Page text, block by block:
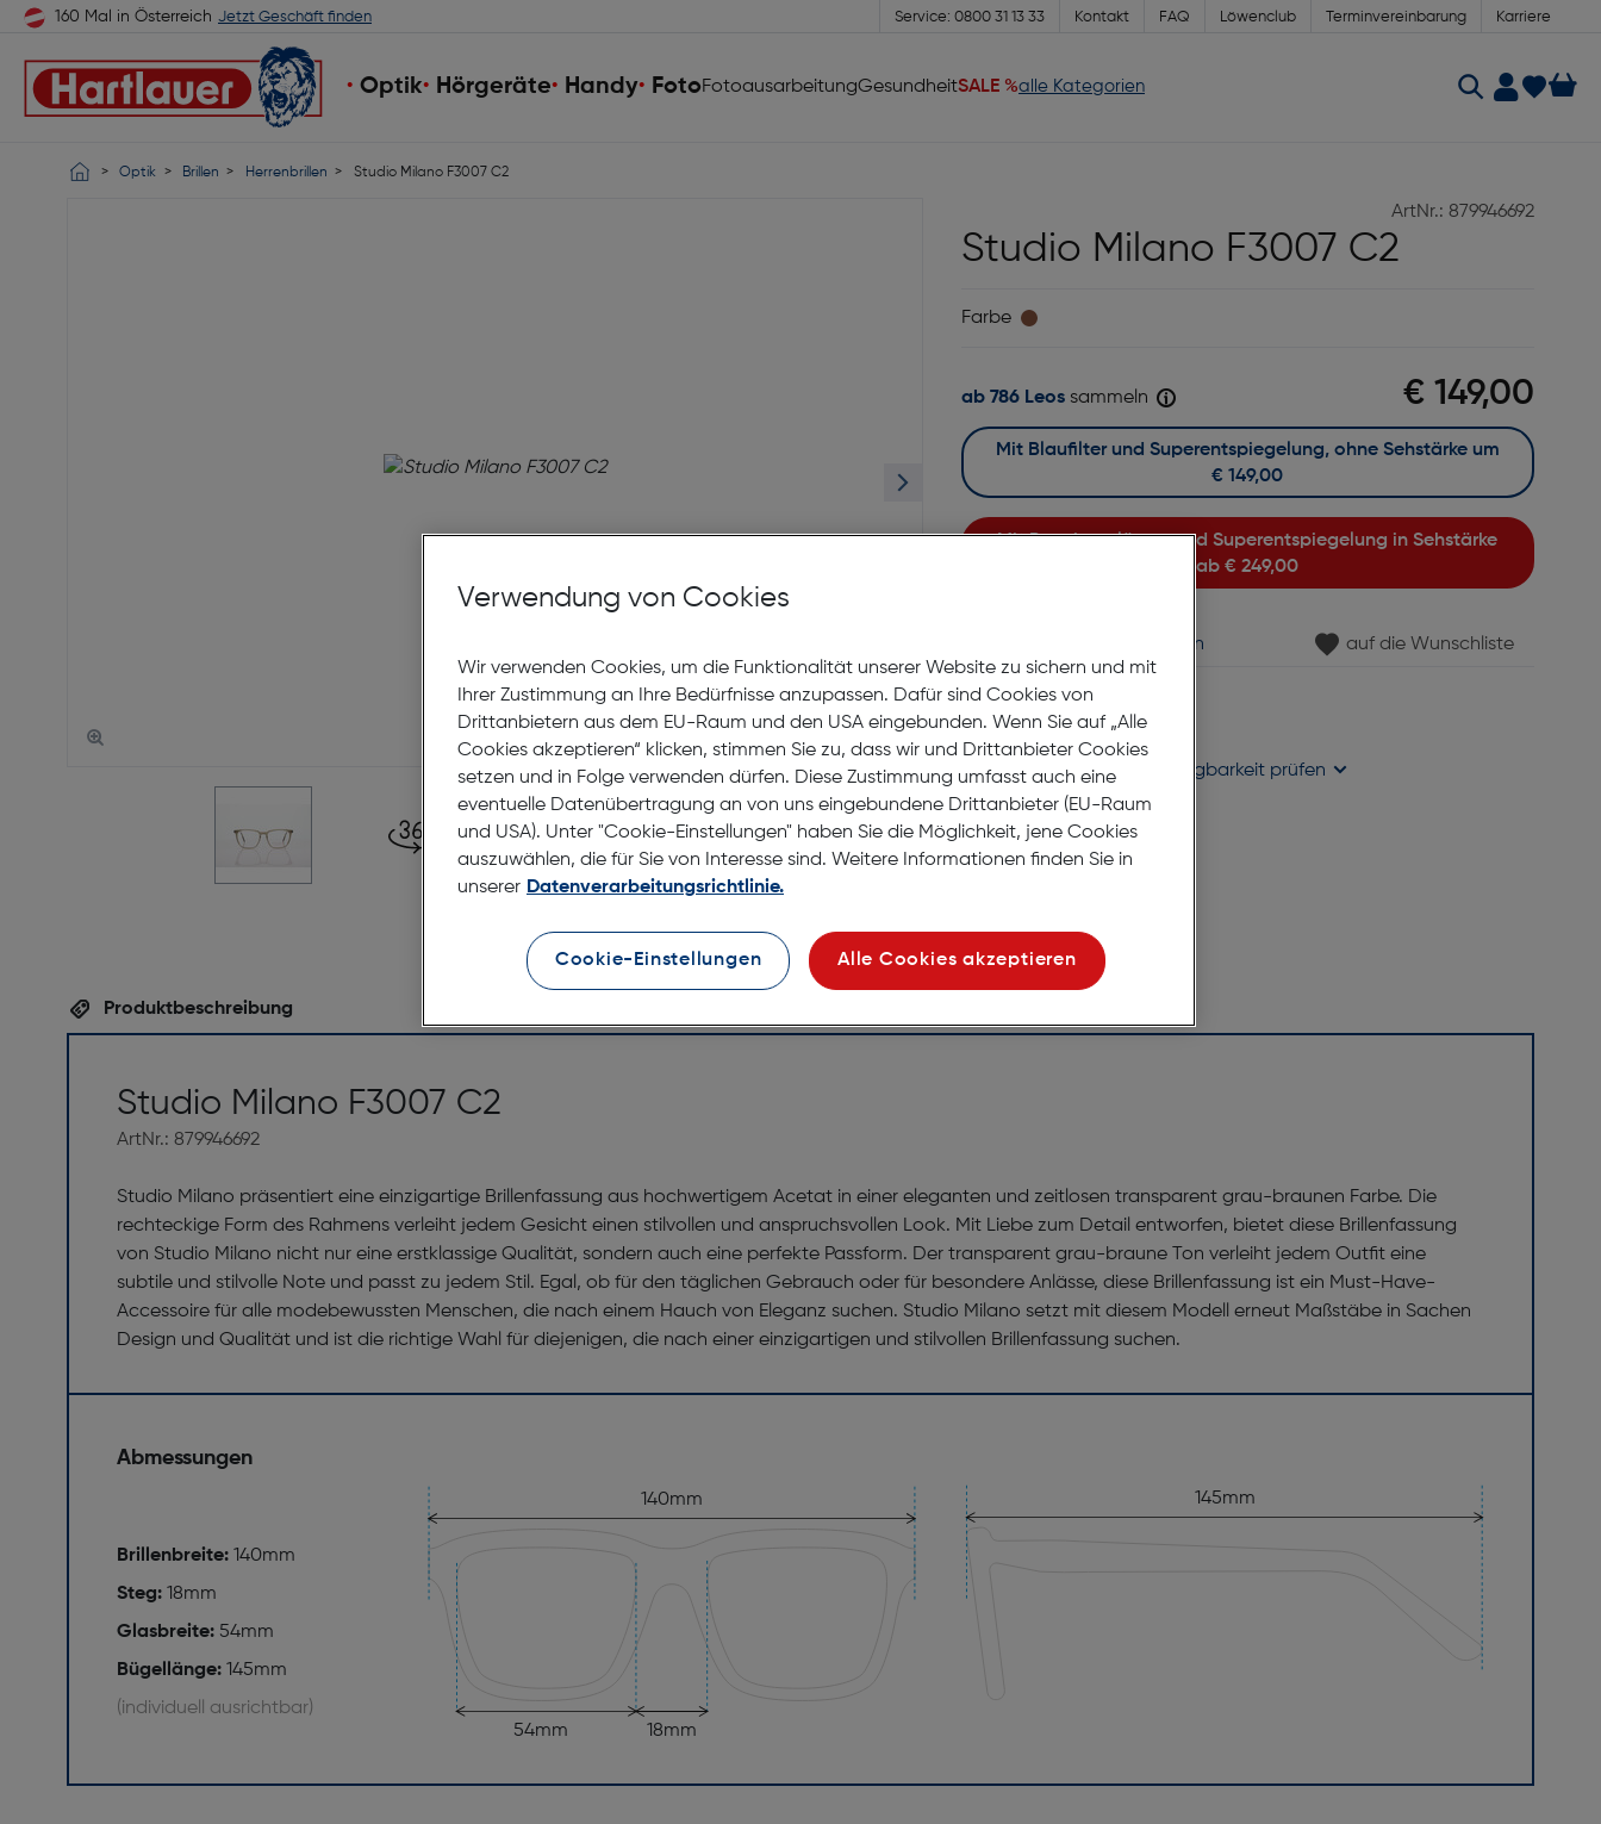
160 Mal in Österreich Jetzt Geschäft finden Service: 0800 31 13 33 Kontakt FAQ Löwenclub Terminvereinbarung Karriere
Optik Hörgeräte Handy FotoFotoausarbeitungGesundheitSALE %alle Kategorien
Optik Brillen Herrenbrillen Studio Milano F3007 C2
ArtNr.: 879946692
Studio Milano F3007 C2
Farbe
€ 149,00
ab 786 Leossammeln
Mit Premiumgläsern und Superentspiegelung in Sehstärke
ab€ 249,00
€ 149,00
Jetzt Termin vereinbaren auf die Wunschliste
Nicht lagernd
Nach Hause liefern
Selbstabholung in
Verfügbarkeit prüfen
Produktbeschreibung
Studio Milano F3007 C2
ArtNr.: 879946692
Studio Milano präsentiert eine einzigartige Brillenfassung aus hochwertigem Acetat in einer eleganten und zeitlosen transparent grau-braunen Farbe. Die
rechteckige Form des Rahmens verleiht jedem Gesicht einen stilvollen und anspruchsvollen Look. Mit Liebe zum Detail entworfen, bietet diese Brillenfassung
von Studio Milano nicht nur eine erstklassige Qualität, sondern auch eine perfekte Passform. Der transparent grau-braune Ton verleiht jedem Outfit eine
subtile und stilvolle Note und passt zu jedem Stil. Egal, ob für den täglichen Gebrauch oder für besondere Anlässe, diese Brillenfassung ist ein Must-Have-
Accessoire für alle modebewussten Menschen, die nach einem Hauch von Eleganz suchen. Studio Milano setzt mit diesem Modell erneut Maßstäbe in Sachen
Design und Qualität und ist die richtige Wahl für diejenigen, die nach einer einzigartigen und stilvollen Brillenfassung suchen.
Abmessungen
Brillenbreite: 140mm
Steg: 18mm
Glasbreite: 54mm
Bügellänge: 145mm
(individuell ausrichtbar)
140mm
18mm
54mm
145mm
Verwendung von Cookies
Wir verwenden Cookies, um die Funktionalität unserer Website zu sichern und mit
Ihrer Zustimmung an Ihre Bedürfnisse anzupassen. Dafür sind Cookies von
Drittanbietern aus dem EU-Raum und den USA eingebunden. Wenn Sie auf „Alle
Cookies akzeptieren“ klicken, stimmen Sie zu, dass wir und Drittanbieter Cookies
setzen und in Folge verwenden dürfen. Diese Zustimmung umfasst auch eine
eventuelle Datenübertragung an von uns eingebundene Drittanbieter (EU-Raum
und USA). Unter "Cookie-Einstellungen" haben Sie die Möglichkeit, jene Cookies
auszuwählen, die für Sie von Interesse sind. Weitere Informationen finden Sie in
unserer Datenverarbeitungsrichtlinie.
Cookie-Einstellungen Alle Cookies akzeptieren